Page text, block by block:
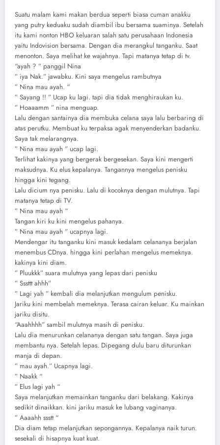
Suatu malam kami makan berdua seperti biasa cuman anakku
yang putry keduaku sudah diambil ibu bersama suaminya. Setelah
itu kami nonton HBO keluaran salah satu perusahaan Indonesia
yaitu Indovision bersama. Dengan dia merangkul tanganku. Saat
menonton. Saya melihat ke wajahnya. Tapi matanya tetap di tv.
“ayah ? ” panggil Nina
” iya Nak.” jawabku. Kini saya mengelus rambutnya
” Nina mau ayah. “
” Sayang !! ” Ucap ku lagi. tapi dia tidak menghiraukan ku.
” Hoaaamm ” nina menguap.
Lalu dengan santainya dia membuka celana saya lalu berbaring di
atas perutku. Membuat ku terpaksa agak menyenderkan badanku.
Saya tak melarangnya.
” Nina mau ayah ” ucap lagi.
Terlihat kakinya yang bergerak bergesekan. Saya kini mengerti
maksudnya. Ku elus kepalanya. Tangannya mengelus penisku
hingga kini tegang.
Lalu dicium nya penisku. Lalu di kocoknya dengan mulutnya. Tapi
matanya tetap di TV.
” Nina mau ayah “
Tangan kiri ku kini mengelus pahanya.
” Nina mau ayah ” ucapnya lagi.
Mendengar itu tanganku kini masuk kedalam celananya berjalan
menembus CDnya. hingga kini perlahan mengelus memeknya.
kakinya kini diam.
” Pluukkk” suara mulutnya yang lepas dari penisku
” Sssttt ahhh”
” Lagi yah ” kembali dia melanjutkan mengulum penisku.
Jariku kini membelah memeknya. Terasa cairan keluar. Ku mainkan
jariku disitu.
“Aaahhhh” sambil mulutnya masih di penisku.
Lalu dia menurunkan celananya dengan satu tangan. Saya juga
membantu nya. Setelah lepas. Dipegang dulu baru diturunkan
manja di depan.
” mau ayah.” Ucapnya lagi.
” Naakk “
” Elus lagi yah “
Saya melanjutkan memainkan tanganku dari belakang. Kakinya
sedikit dinaikkan. kini jariku masuk ke lubang vaginanya.
” Aaaahh ssstt “
Dia diam tetap melanjutkan sepongannya. Kepalanya naik turun.
sesekali di hisapnya kuat kuat.